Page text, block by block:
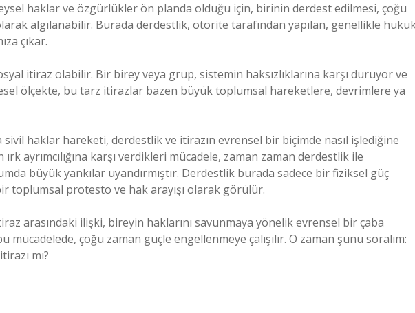
haklar ve özgürlükler ön planda olduğu için, birinin derdest edilmesi, çoğu
algılanabilir. Burada derdestlik, otorite tarafından yapılan, genellikle
çıkar.
itiraz olabilir. Bir birey veya grup, sistemin haksızlıklarına karşı duruyor ve
ölçekte, bu tarz itirazlar bazen büyük toplumsal hareketlere, devrimlere ya
sivil haklar hareketi, derdestlik ve itirazın evrensel bir biçimde nasıl işlediğine
ayrımcılığına karşı verdikleri mücadele, zaman zaman derdestlik ile
büyük yankılar uyandırmıştır. Derdestlik burada sadece bir fiziksel güç
toplumsal protesto ve hak arayışı olarak görülür.
arasındaki ilişki, bireyin haklarını savunmaya yönelik evrensel bir çaba
mücadelede, çoğu zaman güçle engellenmeye çalışılır. O zaman şunu soralım:
mı?